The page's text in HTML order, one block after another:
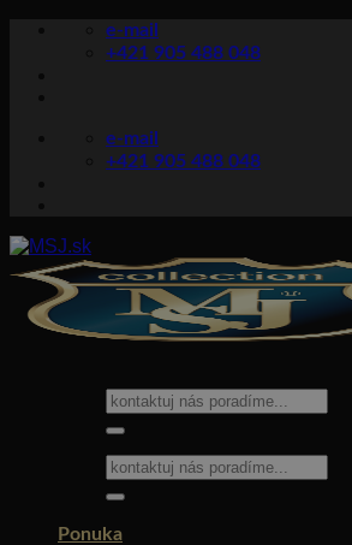
e-mail
+421 905 488 048
e-mail
+421 905 488 048
Hľadať:
Hľadať:
Ponuka